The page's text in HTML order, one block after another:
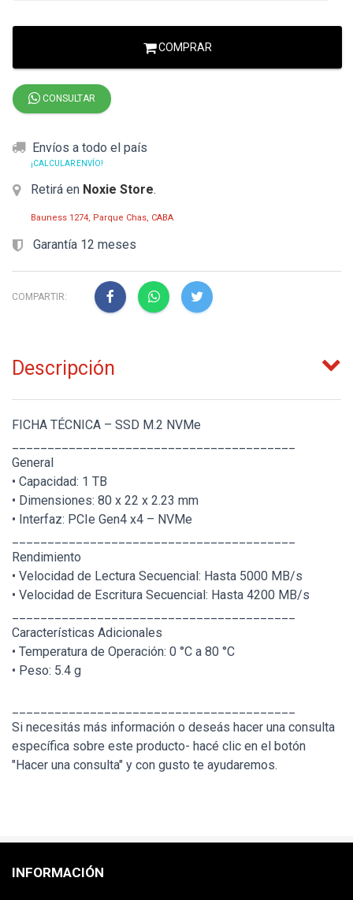
COMPRAR
CONSULTAR
Envíos a todo el país
¡CALCULAR ENVÍO!
Retirá en Noxie Store.
Bauness 1274, Parque Chas, CABA
Garantía 12 meses
COMPARTIR:
Descripción
FICHA TÉCNICA – SSD M.2 NVMe
General
• Capacidad: 1 TB
• Dimensiones: 80 x 22 x 2.23 mm
• Interfaz: PCIe Gen4 x4 – NVMe
Rendimiento
• Velocidad de Lectura Secuencial: Hasta 5000 MB/s
• Velocidad de Escritura Secuencial: Hasta 4200 MB/s
Características Adicionales
• Temperatura de Operación: 0 °C a 80 °C
• Peso: 5.4 g
Si necesitás más información o deseás hacer una consulta
específica sobre este producto- hacé clic en el botón
"Hacer una consulta" y con gusto te ayudaremos.
INFORMACIÓN